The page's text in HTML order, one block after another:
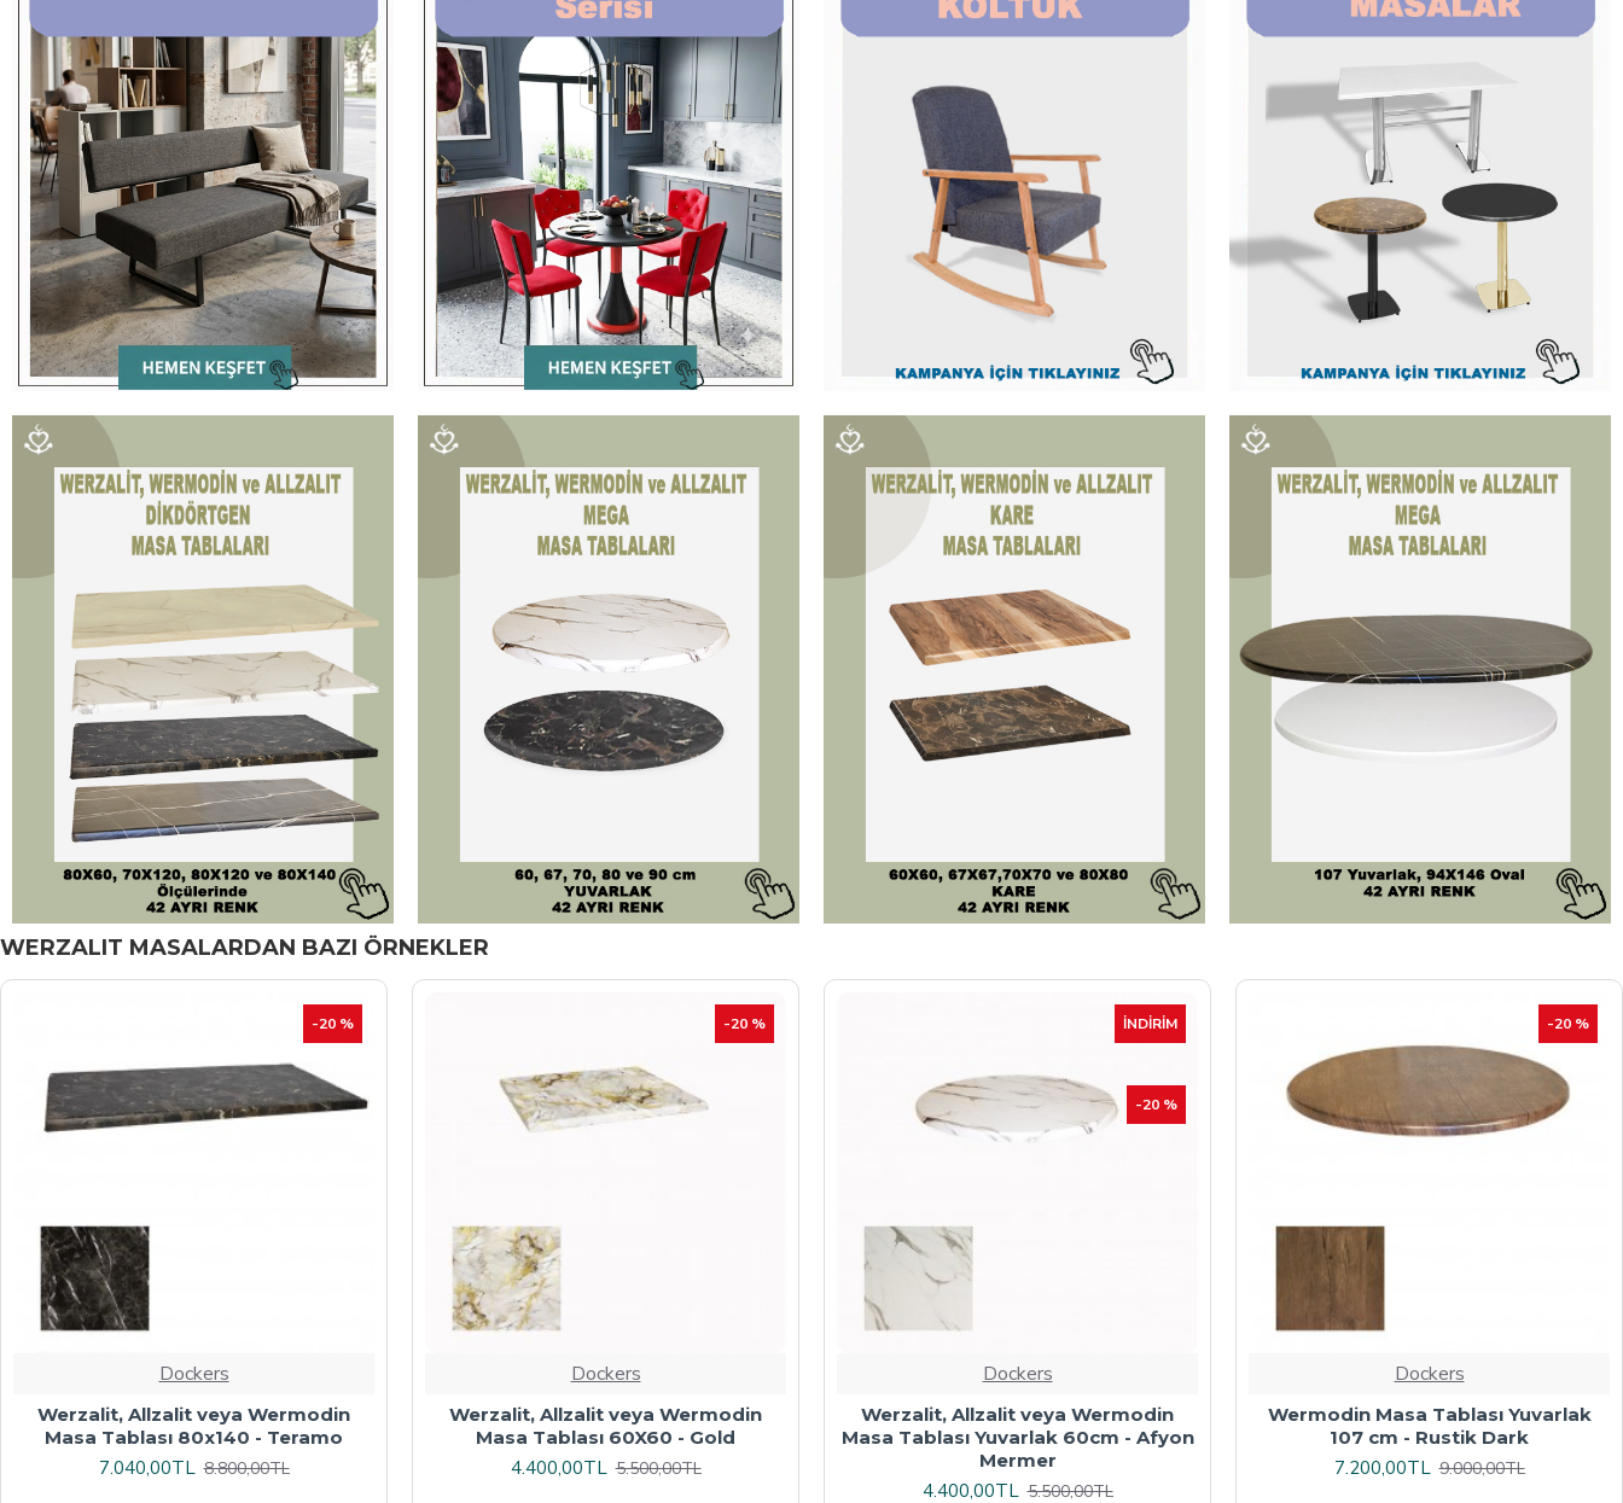
WERZALIT MASALARDAN BAZI ÖRNEKLER
-20 %
Dockers
Werzalit veya Wermodin Masa
Tablası Oval 94x146 - Indiana Wood
8.000,00TL 10.000,00TL
-20 %
Dockers
Wermodin Masa Tablası 80X60 -
Akçaağaç
4.800,00TL 6.000,00TL
-20 %
Dockers
Wermodin Masa Tablası Dalgalı Kare
67x67 cm - Karacabey Mermer
4.800,00TL 6.000,00TL
İNDIRIM
-20 %
Dockers
Werzalit, Allzalit veya Wermodin
Masa Tablası 70X120 - Afyon Mermer
6.080,00TL 7.600,00TL